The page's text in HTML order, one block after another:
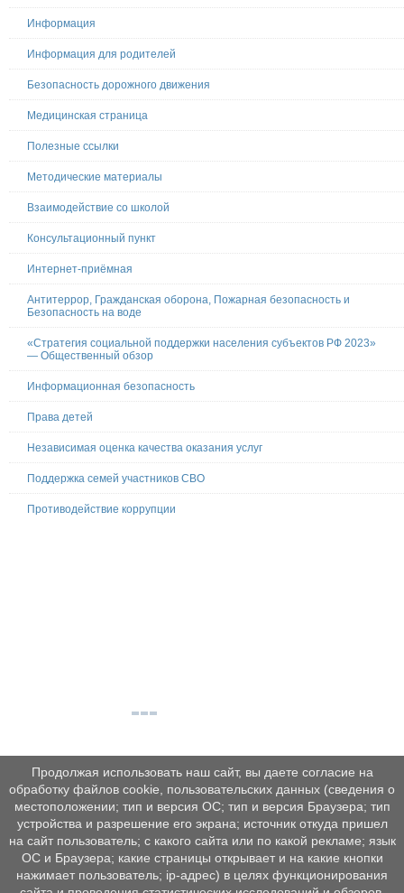
Информация
Информация для родителей
Безопасность дорожного движения
Медицинская страница
Полезные ссылки
Методические материалы
Взаимодействие со школой
Консультационный пункт
Интернет-приёмная
Антитеррор, Гражданская оборона, Пожарная безопасность и
Безопасность на воде
«Стратегия социальной поддержки населения субъектов РФ 2023»
— Общественный обзор
Информационная безопасность
Права детей
Независимая оценка качества оказания услуг
Поддержка семей участников СВО
Противодействие коррупции
Продолжая использовать наш сайт, вы даете согласие на
обработку файлов cookie, пользовательских данных (сведения о
местоположении; тип и версия ОС; тип и версия Браузера; тип
устройства и разрешение его экрана; источник откуда пришел
на сайт пользователь; с какого сайта или по какой рекламе; язык
ОС и Браузера; какие страницы открывает и на какие кнопки
нажимает пользователь; ip-адрес) в целях функционирования